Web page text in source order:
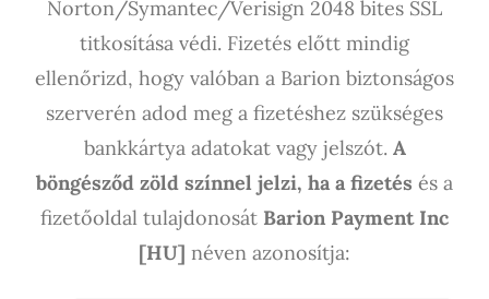
Norton/Symantec/Verisign 2048 bites SSL
titkosítása védi. Fizetés előtt mindig
ellenőrizd, hogy valóban a Barion biztonságos
szerverén adod meg a fizetéshez szükséges
bankkártya adatokat vagy jelszót. A
böngésződ zöld színnel jelzi, ha a fizetés és a
fizetőoldal tulajdonosát Barion Payment Inc
[HU] néven azonosítja: